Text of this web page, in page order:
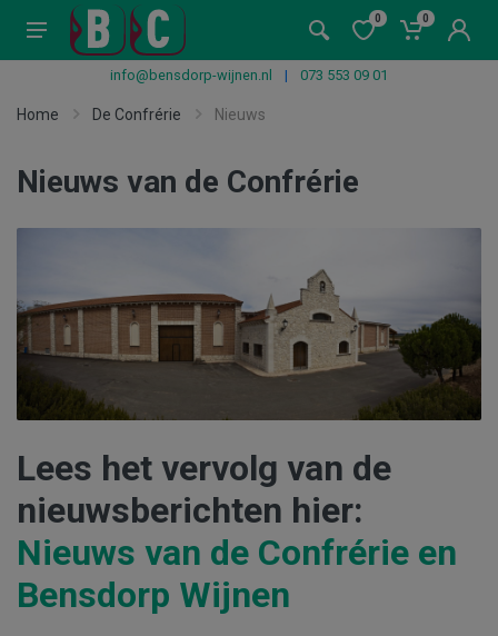
0 0
info@bensdorp-wijnen.nl | 073 553 09 01
Home De Confrérie Nieuws
Nieuws van de Confrérie
Lees het vervolg van de
nieuwsberichten hier:
Nieuws van de Confrérie en
Bensdorp Wijnen